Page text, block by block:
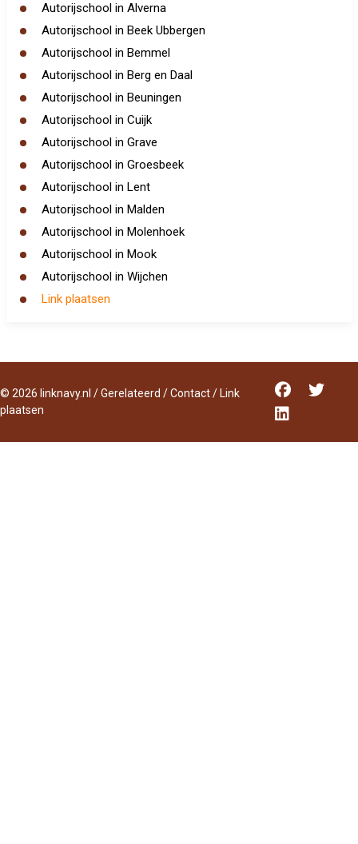
Autorijschool in Alverna
Autorijschool in Beek Ubbergen
Autorijschool in Bemmel
Autorijschool in Berg en Daal
Autorijschool in Beuningen
Autorijschool in Cuijk
Autorijschool in Grave
Autorijschool in Groesbeek
Autorijschool in Lent
Autorijschool in Malden
Autorijschool in Molenhoek
Autorijschool in Mook
Autorijschool in Wijchen
Link plaatsen
© 2026 linknavy.nl /Gerelateerd /Contact/ Link
plaatsen